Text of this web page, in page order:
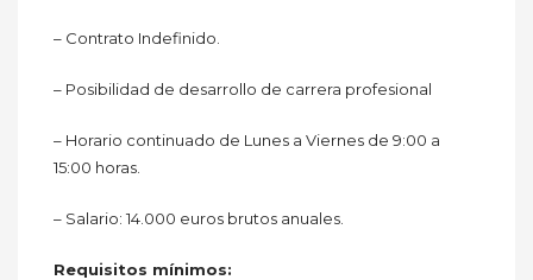
– Contrato Indefinido.
– Posibilidad de desarrollo de carrera profesional
– Horario continuado de Lunes a Viernes de 9:00 a
15:00 horas.
– Salario: 14.000 euros brutos anuales.
Requisitos mínimos: